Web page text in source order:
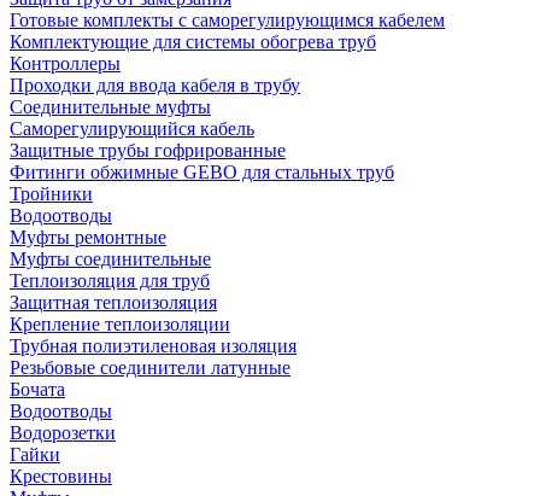
Готовые комплекты с саморегулирующимся кабелем
Комплектующие для системы обогрева труб
Контроллеры
Проходки для ввода кабеля в трубу
Соединительные муфты
Саморегулирующийся кабель
Защитные трубы гофрированные
Фитинги обжимные GEBO для стальных труб
Тройники
Водоотводы
Муфты ремонтные
Муфты соединительные
Теплоизоляция для труб
Защитная теплоизоляция
Крепление теплоизоляции
Трубная полиэтиленовая изоляция
Резьбовые соединители латунные
Бочата
Водоотводы
Водорозетки
Гайки
Крестовины